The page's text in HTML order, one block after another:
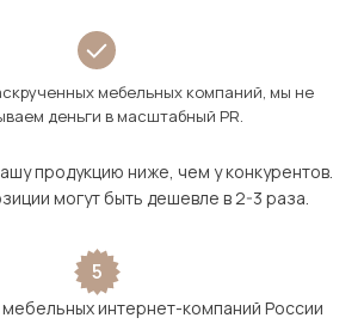
мебельных компаний, мы не
деньги в масштабный PR.
продукцию ниже, чем у конкурентов.
могут быть дешевле в 2-3 раза.
5
интернет-компаний России